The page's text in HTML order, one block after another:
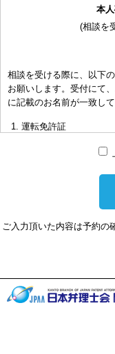
め、相談内容につい
ではないことを予めご
お申し出により、相談
依頼された場合には、
その場合は、依頼者と
によって、また、特
非対面型の相談は
議システムを利用す
当会は、一切の責任
い。
本
(相談を
相談を受ける際に、以下
お願いします。受付にて
に記載のお名前が一致し
運転免許証
マイナンバーカード
本人確認書類を提示頂け
ご入力頂いた内容は予約の